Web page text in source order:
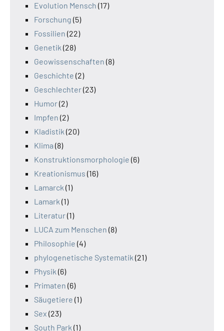
Evolution Mensch (17)
Forschung (5)
Fossilien (22)
Genetik (28)
Geowissenschaften (8)
Geschichte (2)
Geschlechter(23)
Humor(2)
Impfen (2)
Kladistik (20)
Klima (8)
Konstruktionsmorphologie (6)
Kreationismus (16)
Lamarck (1)
Lamark (1)
Literatur(1)
LUCA zum Menschen (8)
Philosophie (4)
phylogenetische Systematik (21)
Physik (6)
Primaten (6)
Säugetiere (1)
Sex (23)
South Park (1)